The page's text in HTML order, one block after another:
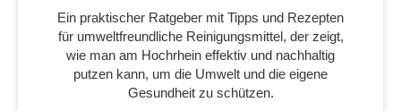
Ein praktischer Ratgeber mit Tipps und Rezepten
für umweltfreundliche Reinigungsmittel, der zeigt,
wie man am Hochrhein effektiv und nachhaltig
putzen kann, um die Umwelt und die eigene
Gesundheit zu schützen.